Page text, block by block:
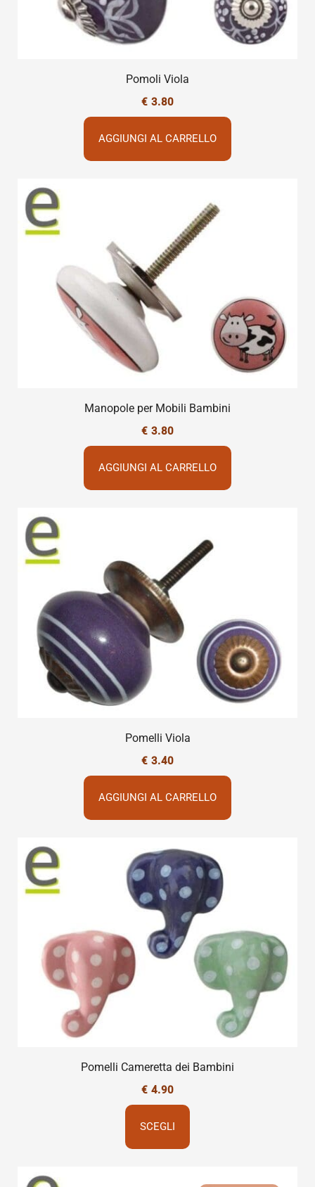
Pomoli Viola
€ 3.80
AGGIUNGI AL CARRELLO
Manopole per Mobili Bambini
€ 3.80
AGGIUNGI AL CARRELLO
Pomelli Viola
€ 3.40
AGGIUNGI AL CARRELLO
Pomelli Cameretta dei Bambini
€ 4.90
SCEGLI